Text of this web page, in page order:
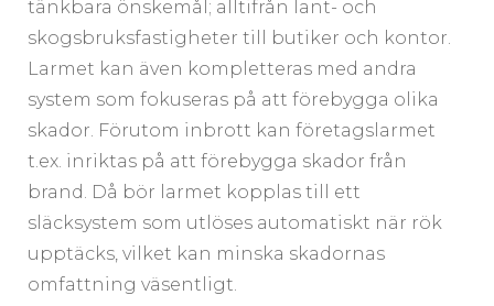
tänkbara önskemål; alltifrån lant- och
skogsbruksfastigheter till butiker och kontor.
Larmet kan även kompletteras med andra
system som fokuseras på att förebygga olika
skador. Förutom inbrott kan företagslarmet
t.ex. inriktas på att förebygga skador från
brand. Då bör larmet kopplas till ett
släcksystem som utlöses automatiskt när rök
upptäcks, vilket kan minska skadornas
omfattning väsentligt.